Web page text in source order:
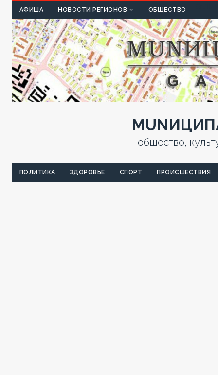
АФИША НОВОСТИ РЕГИОНОВ ОБЩЕСТВО
общество,
ПОЛИТИКА ЗДОРОВЬЕ СПОРТ ПРОИСШЕСТВИЯ